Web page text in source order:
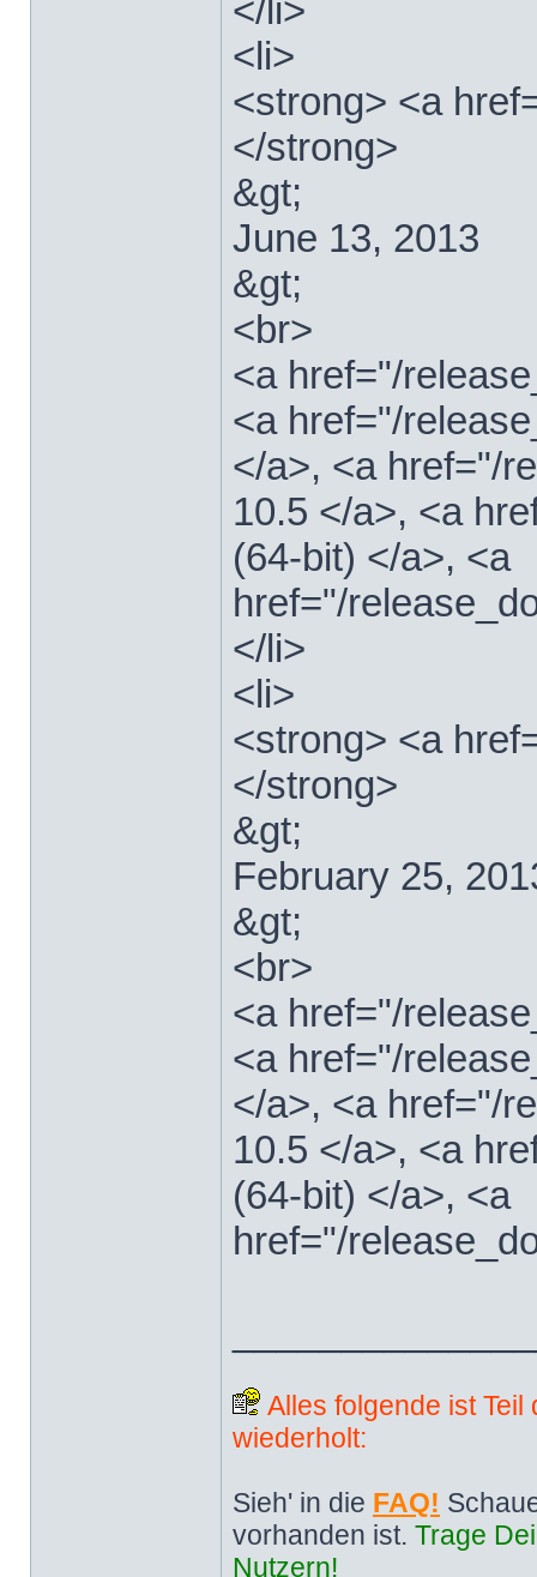
</li>
<li>
<strong> <a
</strong>
&gt;
June 13, 2013
&gt;
<br>
<a href="/
<a href="/
</a>, <a href="/
10.5 </a>, <a
(64-bit) </a>, <a
href="/
</li>
<li>
<strong> <a
</strong>
&gt;
February 25,
&gt;
<br>
<a href="/
<a href="/
</a>, <a href="/
10.5 </a>, <a
(64-bit) </a>, <a
href="/
Alles folgende ist
wiederholt:
Sieh' in die FAQ!
vorhanden ist. Trage
Nutzern!